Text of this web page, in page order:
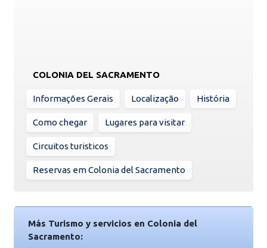
COLONIA DEL SACRAMENTO
Informações Gerais Localização História
Como chegar Lugares para visitar
Circuitos turisticos
Reservas em Colonia del Sacramento
Más Turismo y servicios en Colonia del
Sacramento: